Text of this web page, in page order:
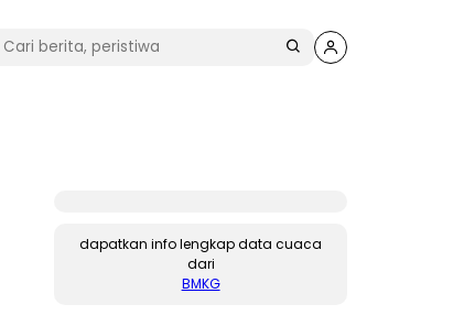
dapatkan info lengkap data cuaca
dari
BMKG